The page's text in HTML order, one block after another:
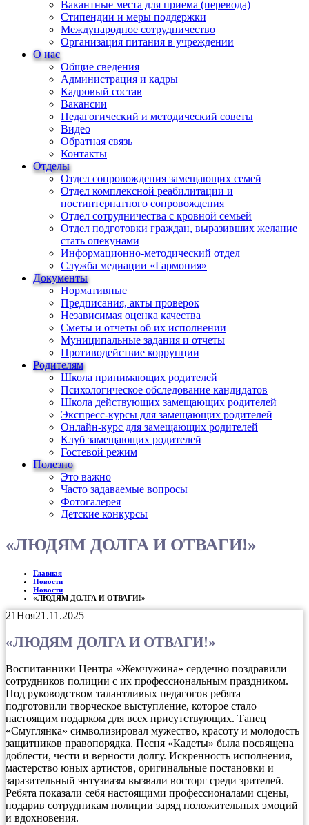
Вакантные места для приема (перевода)
Стипендии и меры поддержки
Международное сотрудничество
Организация питания в учреждении
О нас
Общие сведения
Администрация и кадры
Кадровый состав
Вакансии
Педагогический и методический советы
Видео
Обратная связь
Контакты
Отделы
Отдел сопровождения замещающих семей
Отдел комплексной реабилитации и
постинтернатного сопровождения
Отдел сотрудничества с кровной семьей
Отдел подготовки граждан, выразивших желание
стать опекунами
Информационно-методический отдел
Служба медиации «Гармония»
Документы
Нормативные
Предписания, акты проверок
Независимая оценка качества
Сметы и отчеты об их исполнении
Муниципальные задания и отчеты
Противодействие коррупции
Родителям
Школа принимающих родителей
Психологическое обследование кандидатов
Школа действующих замещающих родителей
Экспресс-курсы для замещающих родителей
Онлайн-курс для замещающих родителей
Клуб замещающих родителей
Гостевой режим
Полезно
Это важно
Часто задаваемые вопросы
Фотогалерея
Детские конкурсы
«ЛЮДЯМ ДОЛГА И ОТВАГИ!»
Главная
Новости
Новости
«ЛЮДЯМ ДОЛГА И ОТВАГИ!»
21Ноя21.11.2025
«ЛЮДЯМ ДОЛГА И ОТВАГИ!»
Воспитанники Центра «Жемчужина» сердечно поздравили
сотрудников полиции с их профессиональным праздником.
Под руководством талантливых педагогов ребята
подготовили творческое выступление, которое стало
настоящим подарком для всех присутствующих. Танец
«Смуглянка» символизировал мужество, красоту и молодость
защитников правопорядка. Песня «Кадеты» была посвящена
доблести, чести и верности долгу. Искренность исполнения,
мастерство юных артистов, оригинальные постановки и
заразительный энтузиазм вызвали восторг среди зрителей.
Ребята показали себя настоящими профессионалами сцены,
подарив сотрудникам полиции заряд положительных эмоций
и вдохновения.